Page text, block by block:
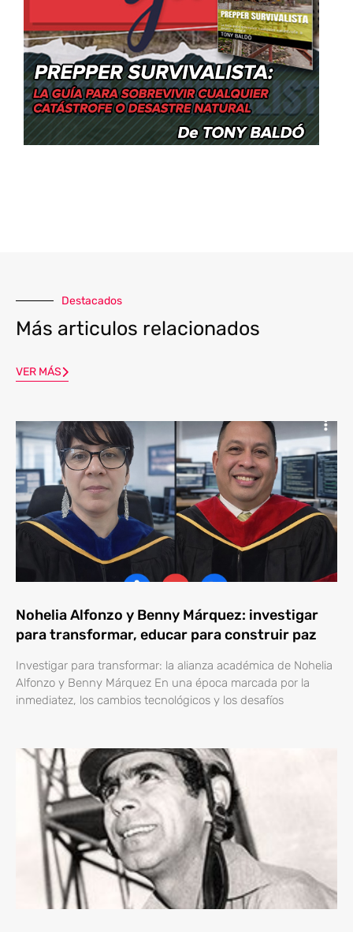
Destacados
Más articulos relacionados
VER MÁS
Nohelia Alfonzo y Benny Márquez: investigar
para transformar, educar para construir paz
Investigar para transformar: la alianza académica de Nohelia
Alfonzo y Benny Márquez En una época marcada por la
inmediatez, los cambios tecnológicos y los desafíos